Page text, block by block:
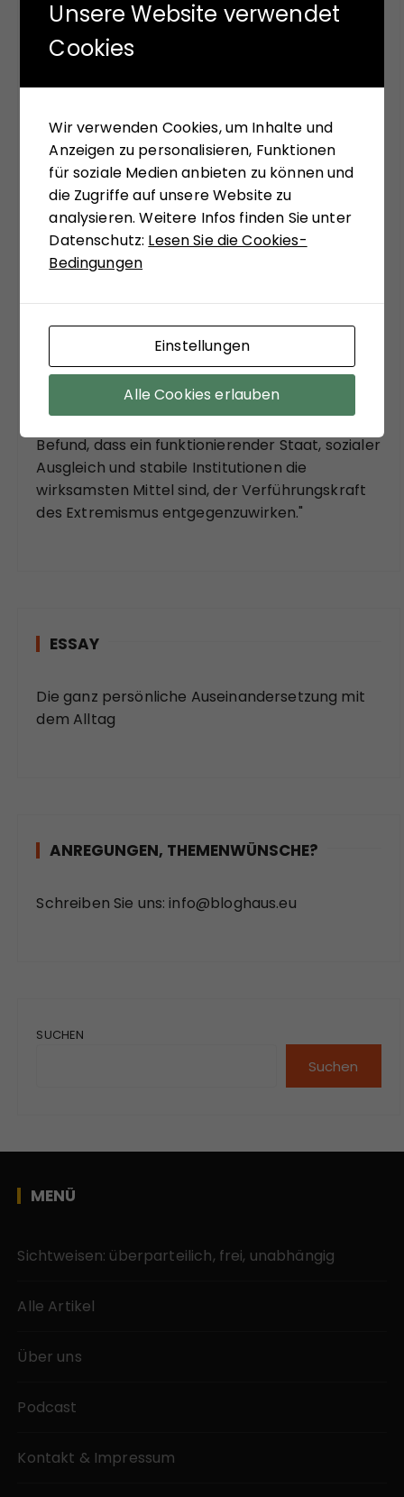
Mit seinem neuen Buch "Aufstieg der Rechten,
die hochaktuelle Frage zu beantworten,
weshalb in modernen Ländern faschistische
Krisenlösungen so viel Anziehungskraft haben.
Die Analysen des Buches sollen einer Einladung
sein, bekannte Diskurslinien zu verlassen, sich,
systemtheoretisch inspiriert, zu ungewohnten
Sichtweisen anregen zu lassen. Matthias
von einem "kühnem Entwurf eines
gesellschaftstheoretisch fundierten Konzepts
zu einem neuen Verständnis des politischen
Extremismus." Sein Fazit versöhnt mit viel
soziologischer Theorie der Moderne:
"Zuzustimmen ist aber auf jeden Fall bei dem
Befund, dass ein funktionierender Staat, sozialer
Ausgleich und stabile Institutionen die
wirksamsten Mittel sind, der Verführungskraft
des Extremismus entgegenzuwirken."
ESSAY
Die ganz persönliche Auseinandersetzung mit
dem Alltag
ANREGUNGEN, THEMENWÜNSCHE?
Schreiben Sie uns: info@bloghaus.eu
SUCHEN
Suchen
MENÜ
Sichtweisen: überparteilich, frei, unabhängig
Alle Artikel
Über uns
Podcast
Kontakt & Impressum
Unsere Website verwendet
Cookies
Wir verwenden Cookies, um Inhalte und
Anzeigen zu personalisieren, Funktionen
für soziale Medien anbieten zu können und
die Zugriffe auf unsere Website zu
analysieren. Weitere Infos finden Sie unter
Datenschutz: Lesen Sie die Cookies-
Bedingungen
Einstellungen
Alle Cookies erlauben